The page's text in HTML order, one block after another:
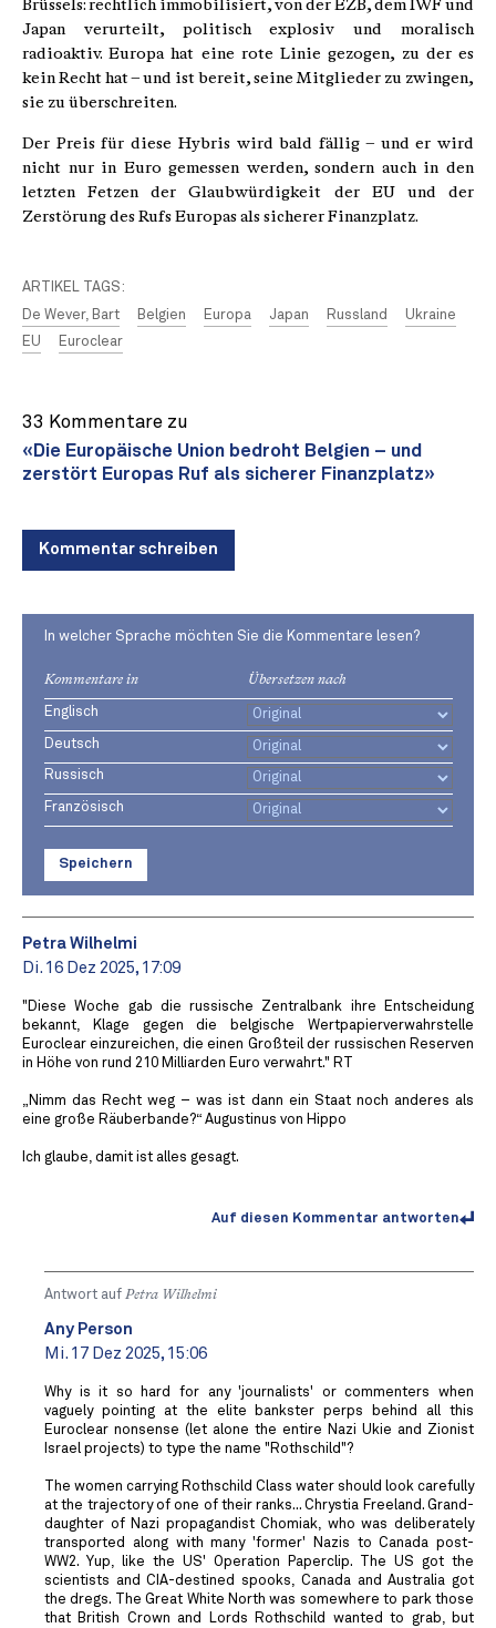
Brüssels: rechtlich immobilisiert, von der EZB, dem IWF und
Japan verurteilt, politisch explosiv und moralisch
radioaktiv. Europa hat eine rote Linie gezogen, zu der es
kein Recht hat – und ist bereit, seine Mitglieder zu zwingen,
sie zu überschreiten.
Der Preis für diese Hybris wird bald fällig – und er wird
nicht nur in Euro gemessen werden, sondern auch in den
letzten Fetzen der Glaubwürdigkeit der EU und der
Zerstörung des Rufs Europas als sicherer Finanzplatz.
ARTIKEL TAGS:
De Wever, Bart
Belgien Europa Japan Russland
Ukraine
EU
Euroclear
33 Kommentare zu
«Die Europäische Union bedroht Belgien – und
zerstört Europas Ruf als sicherer Finanzplatz»
Kommentar schreiben
In welcher Sprache möchten Sie die Kommentare lesen?
Kommentare in Übersetzen nach
Englisch
Deutsch
Russisch
Französisch
Speichern
Petra Wilhelmi
Di. 16 Dez 2025, 17:09
"Diese Woche gab die russische Zentralbank ihre Entscheidung
bekannt, Klage gegen die belgische Wertpapierverwahrstelle
Euroclear einzureichen, die einen Großteil der russischen Reserven
in Höhe von rund 210 Milliarden Euro verwahrt." RT
„Nimm das Recht weg – was ist dann ein Staat noch anderes als
eine große Räuberbande?“ Augustinus von Hippo
Ich glaube, damit ist alles gesagt.
Auf diesen Kommentar antworten
Antwort auf Petra Wilhelmi
Any Person
Mi. 17 Dez 2025, 15:06
Why is it so hard for any 'journalists' or commenters when
vaguely pointing at the elite bankster perps behind all this
Euroclear nonsense (let alone the entire Nazi Ukie and Zionist
Israel projects) to type the name "Rothschild"?
The women carrying Rothschild Class water should look carefully
at the trajectory of one of their ranks... Chrystia Freeland. Grand-
daughter of Nazi propagandist Chomiak, who was deliberately
transported along with many 'former' Nazis to Canada post-
WW2. Yup, like the US' Operation Paperclip. The US got the
scientists and CIA-destined spooks, Canada and Australia got
the dregs. The Great White North was somewhere to park those
that British Crown and Lords Rothschild wanted to grab, but